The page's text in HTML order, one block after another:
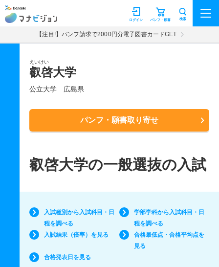
マナビジョン パンフ・願書
ログイン 検索
【注目!】パンフ請求で2000円分電子図書カードGET
えいけい
叡啓大学
公立大学 広島県
パンフ・願書取り寄せ
叡啓大学の一般選抜の入試
入試種別から入試科目・日
程を調べる
学部学科から入試科目・日
程を調べる
入試結果（倍率）を見る
合格最低点・合格平均点を
見る
合格発表日を見る